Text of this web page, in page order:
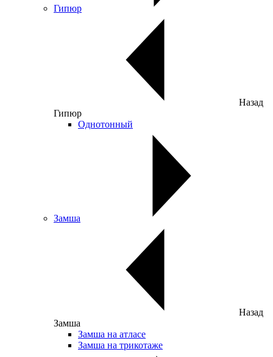
Гипюр
Назад
Гипюр
Однотонный
Замша
Назад
Замша
Замша на атласе
Замша на трикотаже